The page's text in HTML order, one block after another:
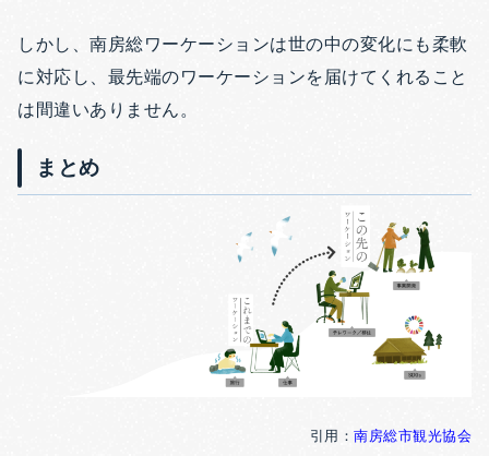
しかし、南房総ワーケーションは世の中の変化にも柔軟
に対応し、最先端のワーケーションを届けてくれること
は間違いありません。
まとめ
引用： 南房総市観光協会